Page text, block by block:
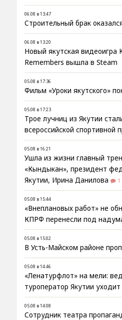
06.08 в 13:47
Строительный брак
06.08 в 13:20
Новый якутская видеоигра
Remembers вышла в Steam
05.08 в 17:36
Фильм «Уроки якутского»
05.08 в 17:23
Трое лучниц из Якутии
всероссийской спортивной
05.08 в 16:21
Ушла из жизни главный
«Кындыкан», президент
Якутии, Ирина Данилова
1
05.08 в 15:44
«Внеплановых работ» не
КПРФ перенесли под
05.08 в 15:02
В Усть-Майском районе
05.08 в 14:46
«Ленатурфлот» на мели:
туроператор Якутии
05.08 в 14:08
Сотрудник театра